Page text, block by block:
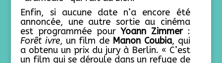
Enfin, si aucune date n’a encore été
annoncée, une autre sortie au cinéma
est programmée pourYoann Zimmer:
Forêt ivre, un film de Manon Coubia, qui
a obtenu un prix du jury à Berlin. « C’est
un film qui se déroule dans un refuge de